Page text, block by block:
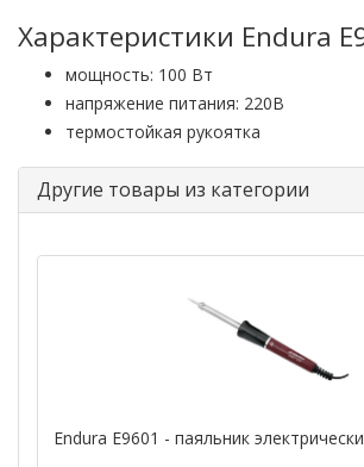
Характеристики Endura
мощность: 100 Вт
напряжение питания: 220В
термостойкая рукоятка
Другие товары из категории
Endura E9601 - паяльник